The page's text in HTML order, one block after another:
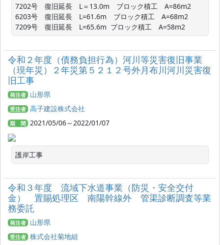
7202号　復旧延長　L＝13.0m　ブロック積工　A=86m2
6203号　復旧延長　L=61.6m　ブロック積工　A=68m2
7209号　復旧延長　L=65.6m  ブロック積工　A=58m2
令和２年度（債務負担行為）河川等災害復旧事業
（現年災）２年災第５２１２号外月布川河川災害復
旧工事
発注者 山形県
受注者 高子建設株式会社
期 間 2021/05/06～2022/01/07
護岸工事
令和３年度 流域下水道事業（防災・安全交付
金） 置賜処理区 南陽幹線外 管渠診断調査等業
務委託
発注者 山形県
受注者 株式会社菊地組